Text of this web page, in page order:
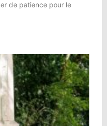
de patience pour le